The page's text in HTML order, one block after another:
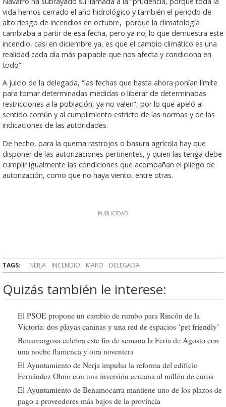
vida hemos cerrado el año hidrológico y también el periodo de
alto riesgo de incendios en octubre, porque la climatología
cambiaba a partir de esa fecha, pero ya no; lo que demuestra este
incendio, casi en diciembre ya, es que el cambio climático es una
realidad cada día más palpable que nos afecta y condiciona en
todo”.
A juicio de la delegada, “las fechas que hasta ahora ponían límite
para tomar determinadas medidas o liberar de determinadas
restricciones a la población, ya no valen”, por lo que apeló al
sentido común y al cumplimiento estricto de las normas y de las
indicaciones de las autoridades.
De hecho, para la quema rastrojos o basura agrícola hay que
disponer de las autorizaciones pertinentes, y quien las tenga debe
cumplir igualmente las condiciones que acompañan el pliego de
autorización, como que no haya viento, entre otras.
TAGS: NERJA INCENDIO MARO DELEGADA
Quizás también le interese:
El PSOE propone un cambio de rumbo para Rincón de la
Victoria: dos playas caninas y una red de espacios ‘pet friendly’
Benamargosa celebra este fin de semana la Feria de Agosto con
una noche flamenca y otra noventera
El Ayuntamiento de Nerja impulsa la reforma del edificio
Fernández Olmo con una inversión cercana al millón de euros
El Ayuntamiento de Benamocarra mantiene uno de los plazos de
pago a proveedores más bajos de la provincia